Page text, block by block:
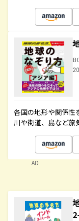
各国の地形や関係性
川や街道、島など旅
AD